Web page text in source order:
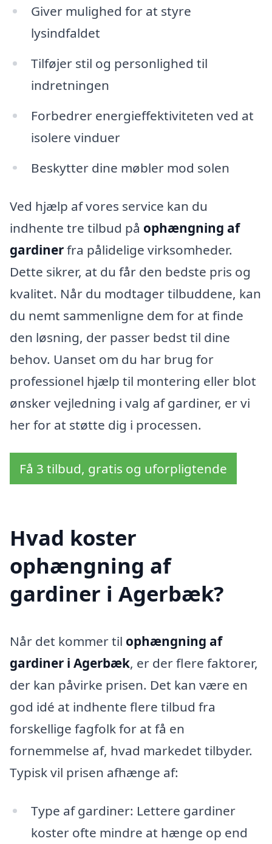
Giver mulighed for at styre
lysindfaldet
Tilføjer stil og personlighed til
indretningen
Forbedrer energieffektiviteten ved at
isolere vinduer
Beskytter dine møbler mod solen
Ved hjælp af vores service kan du
indhente tre tilbud på ophængning af
gardinerfra pålidelige virksomheder.
Dette sikrer, at du får den bedste pris og
kvalitet. Når du modtager tilbuddene, kan
du nemt sammenligne dem for at finde
den løsning, der passer bedst til dine
behov. Uanset om du har brug for
professionel hjælp til montering eller blot
ønsker vejledning i valg af gardiner, er vi
her for at støtte dig i processen.
Få 3 tilbud, gratis og uforpligtende
Hvad koster
ophængning af
gardiner i Agerbæk?
Når det kommer til ophængning af
gardiner i Agerbæk, er der flere faktorer,
der kan påvirke prisen. Det kan være en
god idé at indhente flere tilbud fra
forskellige fagfolk for at få en
fornemmelse af, hvad markedet tilbyder.
Typisk vil prisen afhænge af:
Type af gardiner: Lettere gardiner
koster ofte mindre at hænge op end